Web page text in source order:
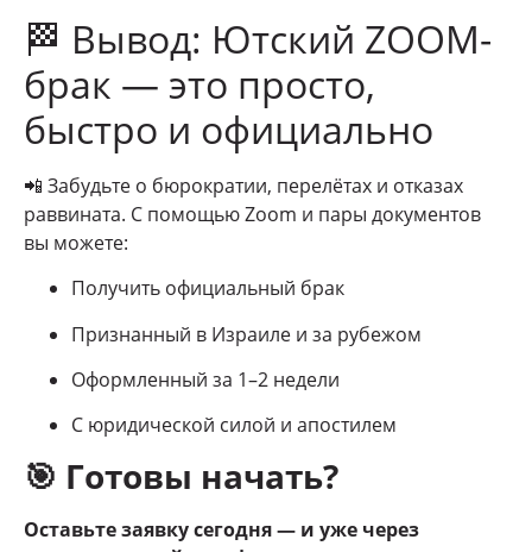
🏁 Вывод: Ютский ZOOM-
брак — это просто,
быстро и официально
📲 Забудьте о бюрократии, перелётах и отказах
раввината. С помощью Zoom и пары документов
вы можете:
Получить официальный брак
Признанный в Израиле и за рубежом
Оформленный за 1–2 недели
С юридической силой и апостилем
🎯 Готовы начать?
Оставьте заявку сегодня — и уже через